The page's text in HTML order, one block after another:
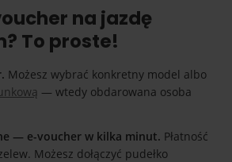
na jazdę
To proste!
Możesz wybrać konkretny model albo
— wtedy obdarowana osoba
— e-voucher w kilka minut. Płatność
Możesz dołączyć pudełko